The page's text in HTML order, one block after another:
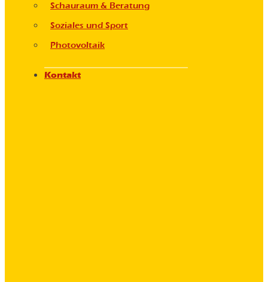
Schauraum & Beratung
Soziales und Sport
Photovoltaik
Kontakt